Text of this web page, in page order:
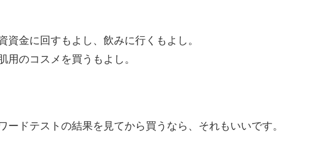
資金に回すもよし、飲みに行くもよし。
用のコスメを買うもよし。
ードテストの結果を見てから買うなら、それもいいです。